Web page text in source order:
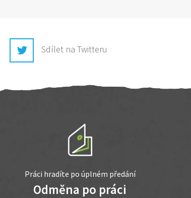
Sdílet na Twitteru
Práci hradíte po úplném předání
Odměna po práci